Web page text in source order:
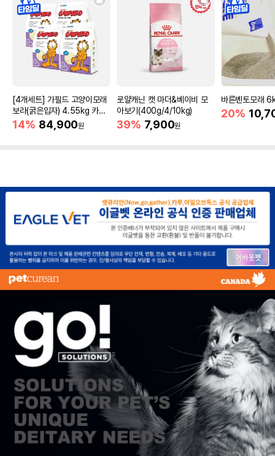
[4개세트] 가필드 고양이모래
보라(굵은입자) 4.55kg 카사
바모래
14% 84,900원
로얄캐닌 캣 마더&베이비 모
아보기(400g/4/10kg)
39% 7,900원
바른벤토모래
20%